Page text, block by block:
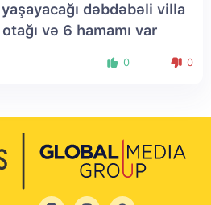
dəbdəbəli villa
və 6 hamamı var
0 0